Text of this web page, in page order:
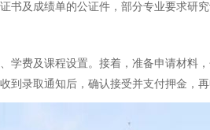
及成绩单的公证件，部分专业要求研
费及课程设置。接着，准备申请材
录取通知后，确认接受并支付押金，